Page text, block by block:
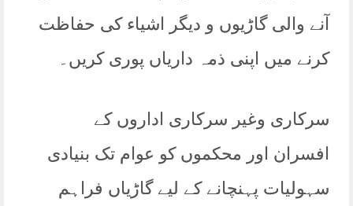
آنے والی گاڑیوں و دیگر اشیاء کی حفاظت
کرنے میں اپنی ذمہ داریاں پوری کریں۔
سرکاری وغیر سرکاری اداروں کے
افسران اور محکموں کو عوام تک بنیادی
سہولیات پہنچانے کے لیے گاڑیاں فراہم